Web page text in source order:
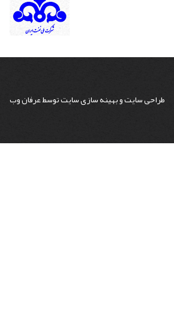
طراحی سایتوبهینه سازی سایتتوسطعرفان وب